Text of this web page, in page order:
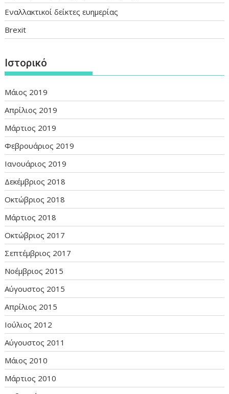
Εναλλακτικοί δείκτες ευημερίας
Brexit
Ιστορικό
Μάιος 2019
Απρίλιος 2019
Μάρτιος 2019
Φεβρουάριος 2019
Ιανουάριος 2019
Δεκέμβριος 2018
Οκτώβριος 2018
Μάρτιος 2018
Οκτώβριος 2017
Σεπτέμβριος 2017
Νοέμβριος 2015
Αύγουστος 2015
Απρίλιος 2015
Ιούλιος 2012
Αύγουστος 2011
Μάιος 2010
Μάρτιος 2010